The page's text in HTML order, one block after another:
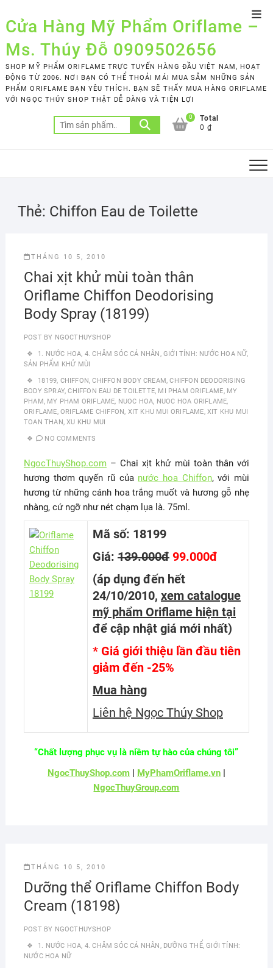
to
content
Cửa Hàng Mỹ Phẩm Oriflame –
Ms. Thúy Đỗ 0909502656
SHOP MỸ PHẨM ORIFLAME TRỰC TUYẾN HÀNG ĐẦU VIỆT NAM, HOẠT
ĐỘNG TỪ 2006. NƠI BẠN CÓ THỂ THOẢI MÁI MUA SẮM NHỮNG SẢN
PHẨM ORIFLAME BẠN YÊU THÍCH. BẠN SẼ THẤY MUA HÀNG ORIFLAME
VỚI NGỌC THÚY SHOP THẬT DỄ DÀNG VÀ TIỆN LỢI
Tìm
kiếm:
0
Total
0 ₫
Thẻ: Chiffon Eau de Toilette
THÁNG 10 5, 2010
Chai xịt khử mùi toàn thân
Oriflame Chiffon Deodorising
Body Spray (18199)
POST BY NGOCTHUYSHOP
1. NƯỚC HOA, 4. CHĂM SÓC CÁ NHÂN, GIỚI TÍNH: NƯỚC HOA NỮ,
SẢN PHẨM KHỬ MÙI
18199, CHIFFON,CHIFFON BODY CREAM,CHIFFON DEODORISING
BODY SPRAY,CHIFFON EAU DE TOILETTE, MI PHAM ORIFLAME, MY
PHAM, MY PHAM ORIFLAME, NUOC HOA, NUOC HOA ORIFLAME,
ORIFLAME, ORIFLAME CHIFFON, XIT KHU MUI ORIFLAME, XIT KHU MUI
TOAN THAN,XU KHU MUI
NO COMMENTS
NgocThuyShop.com– Chai xịt khử mùi toàn thân với
hương thơm quyến rũ của nước hoa Chiffon, với mùi
hương từ những cánh hoa trắng muốt và hương gỗ nhẹ
nhàng, cứ ngỡ như nét chạm lụa là. 75ml.
Mã số: 18199
Giá: 139.000đ 99.000đ
(áp dụng đến hết
24/10/2010, xem catalogue
mỹ phẩm Oriflame hiện tại
để cập nhật giá mới nhất)
* Giá giới thiệu lần đầu tiên
giảm đến -25%
Mua hàng
Liên hệ Ngọc Thúy Shop
“Chất lượng phục vụ là niềm tự hào của chúng tôi”
NgocThuyShop.com| MyPhamOriflame.vn|
NgocThuyGroup.com
THÁNG 10 5, 2010
Dưỡng thể Oriflame Chiffon Body
Cream (18198)
POST BY NGOCTHUYSHOP
1. NƯỚC HOA, 4. CHĂM SÓC CÁ NHÂN, DƯỠNG THỂ,GIỚI TÍNH:
NƯỚC HOA NỮ